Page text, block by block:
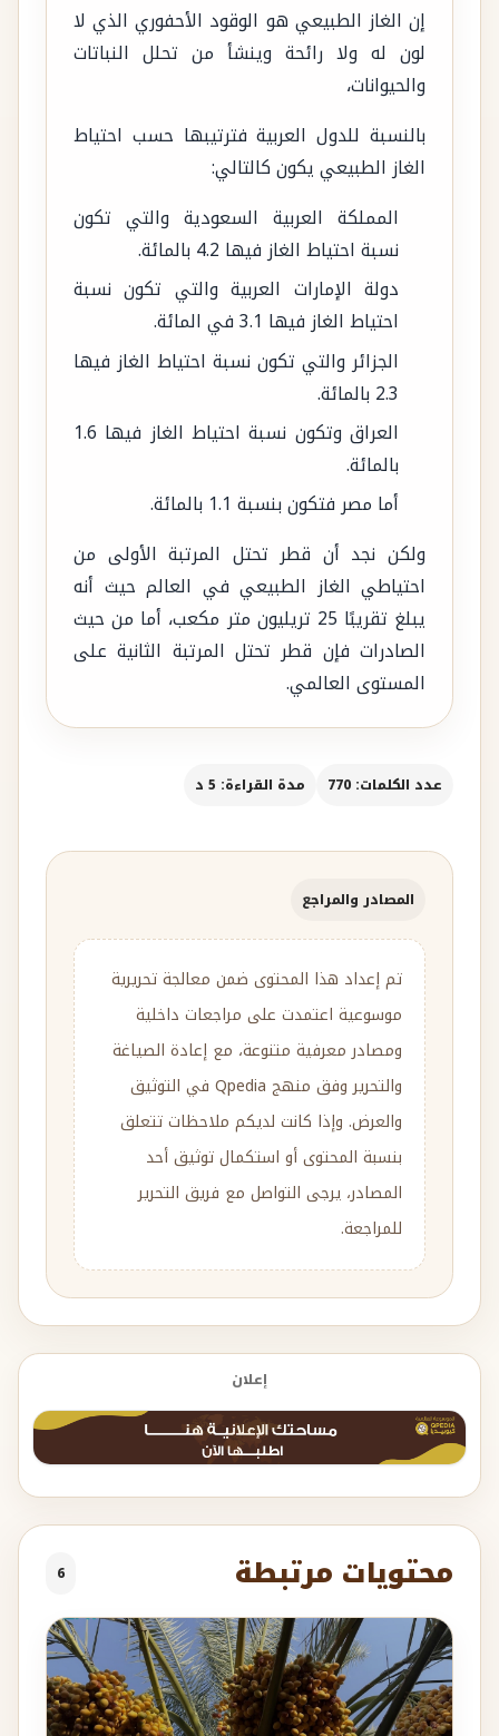
إن الغاز الطبيعي هو الوقود الأحفوري الذي لا
لون له ولا رائحة وينشأ من تحلل النباتات
والحيوانات،
بالنسبة للدول العربية فترتيبها حسب احتياط
الغاز الطبيعي يكون كالتالي:
المملكة العربية السعودية والتي تكون
نسبة احتياط الغاز فيها 4.2 بالمائة.
دولة الإمارات العربية والتي تكون نسبة
احتياط الغاز فيها 3.1 في المائة.
الجزائر والتي تكون نسبة احتياط الغاز فيها
2.3 بالمائة.
العراق وتكون نسبة احتياط الغاز فيها 1.6
بالمائة.
أما مصر فتكون بنسبة 1.1 بالمائة.
ولكن نجد أن قطر تحتل المرتبة الأولى من
احتياطي الغاز الطبيعي في العالم حيث أنه
يبلغ تقريبًا 25 تريليون متر مكعب، أما من حيث
الصادرات فإن قطر تحتل المرتبة الثانية على
المستوى العالمي.
عدد الكلمات: 770 مدة القراءة: 5 د
المصادر والمراجع
تم إعداد هذا المحتوى ضمن معالجة تحريرية
موسوعية اعتمدت على مراجعات داخلية
ومصادر معرفية متنوعة، مع إعادة الصياغة
والتحرير وفق منهج Qpedia في التوثيق
والعرض. وإذا كانت لديكم ملاحظات تتعلق
بنسبة المحتوى أو استكمال توثيق أحد
المصادر، يرجى التواصل مع فريق التحرير
للمراجعة.
إعلان
محتويات مرتبطة 6